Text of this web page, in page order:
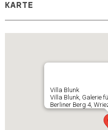
KARTE
Villa Blunk
Villa Blunk, Galerie
Berliner Berg 4,